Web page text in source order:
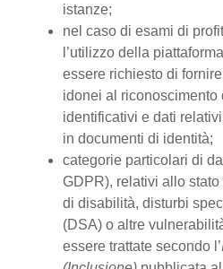
istanze;
nel caso di esami di
l’utilizzo della
essere richiesto di
idonei al riconoscimento
identificativi e dati
in documenti di identità;
categorie particolari di
GDPR), relativi allo
di disabilità, disturbi
(DSA) o altre
essere trattate secondo l’